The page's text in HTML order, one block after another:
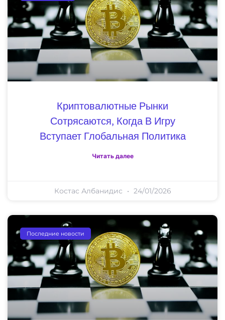
Криптовалютные Рынки
Сотрясаются, Когда В Игру
Вступает Глобальная Политика
Читать далее
Костас Албанидис 24/01/2026
Последние новости